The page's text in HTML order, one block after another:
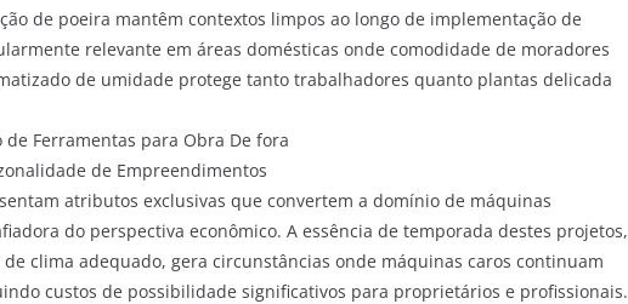
de poeira mantêm contextos limpos ao longo de implementação de
relevante em áreas domésticas onde comodidade de moradores
de umidade protege tanto trabalhadores quanto plantas delicada
Ferramentas para Obra De fora
de Empreendimentos
atributos exclusivas que convertem a domínio de máquinas
do perspectiva econômico. A essência de temporada destes projetos,
clima adequado, gera circunstâncias onde máquinas caros continuam
custos de possibilidade significativos para proprietários e profissionais.